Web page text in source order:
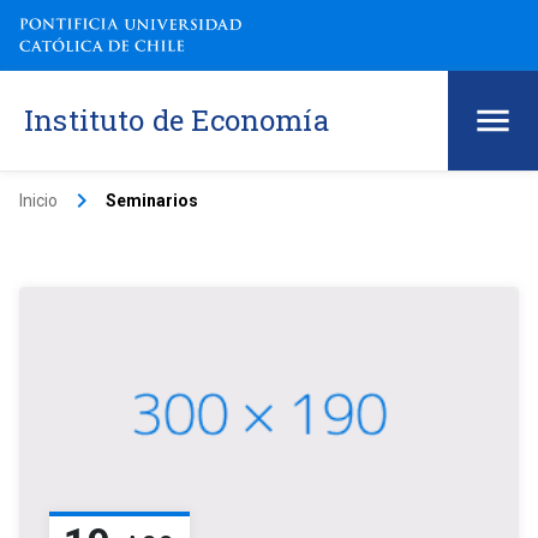
Instituto de Economía
Inicio keyboard_arrow_right Seminarios